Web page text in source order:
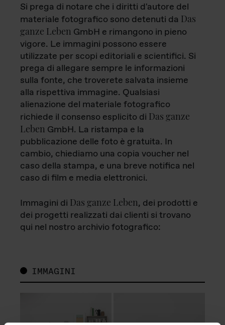
Si prega di notare che i diritti d'autore del
materiale fotografico sono detenuti da Das
ganze Leben GmbH e rimangono in pieno
vigore. Le immagini possono essere
utilizzate per scopi editoriali e scientifici. Si
prega di allegare sempre le informazioni
sulla fonte, che troverete salvata insieme
alla rispettiva immagine. Qualsiasi
alienazione del materiale fotografico
richiede il consenso esplicito di Das ganze
Leben GmbH. La ristampa e la
pubblicazione delle foto è gratuita. In
cambio, chiediamo una copia voucher nel
caso della stampa, e una breve notifica nel
caso di film e media elettronici.
Immagini di Das ganze Leben, dei prodotti e
dei progetti realizzati dai clienti si trovano
qui nel nostro archivio fotografico:
IMMAGINI